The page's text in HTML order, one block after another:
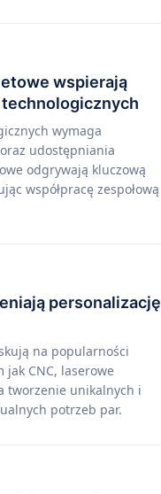
wspierają
wymaga
udostępniania
odgrywają kluczową
współpracę zespołową
personalizację
na popularności
CNC, laserowe
tworzenie unikalnych i
potrzeb par.